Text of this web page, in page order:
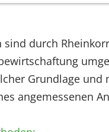
sind durch
Grundlage
angemessenen
grundlegende